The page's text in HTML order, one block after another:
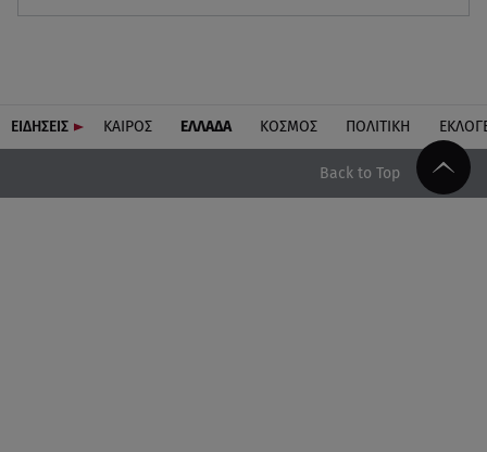
ΕΙΔΗΣΕΙΣ ΚΑΙΡΟΣ ΕΛΛΑΔΑ ΚΟΣΜΟΣ ΠΟΛΙΤΙΚΗ
Back to Top